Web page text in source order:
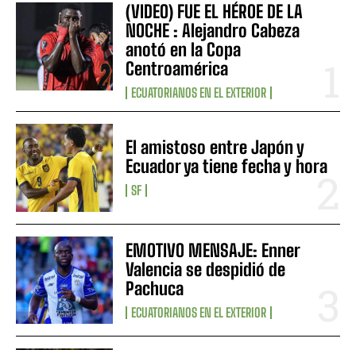
(VIDEO) FUE EL HÉROE DE LA
NOCHE : Alejandro Cabeza
anotó en la Copa
Centroamérica
ECUATORIANOS EN EL EXTERIOR
El amistoso entre Japón y
Ecuador ya tiene fecha y hora
SF
EMOTIVO MENSAJE: Enner
Valencia se despidió de
Pachuca
ECUATORIANOS EN EL EXTERIOR